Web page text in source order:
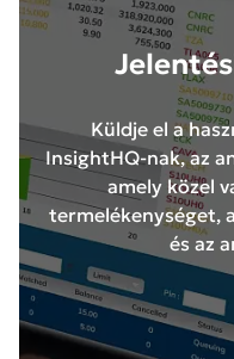
Küldje el a
InsightHQ-nak, az
amely közel
termelékenységet,
és az